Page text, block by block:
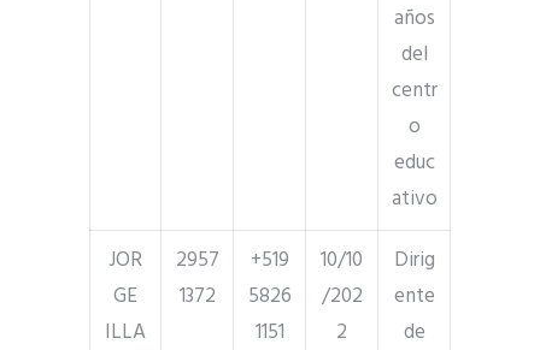
años
del
centr
o
educ
ativo
JOR
GE
ILLA
2957
1372
+519
5826
1151
10/10
/202
2
Dirig
ente
de